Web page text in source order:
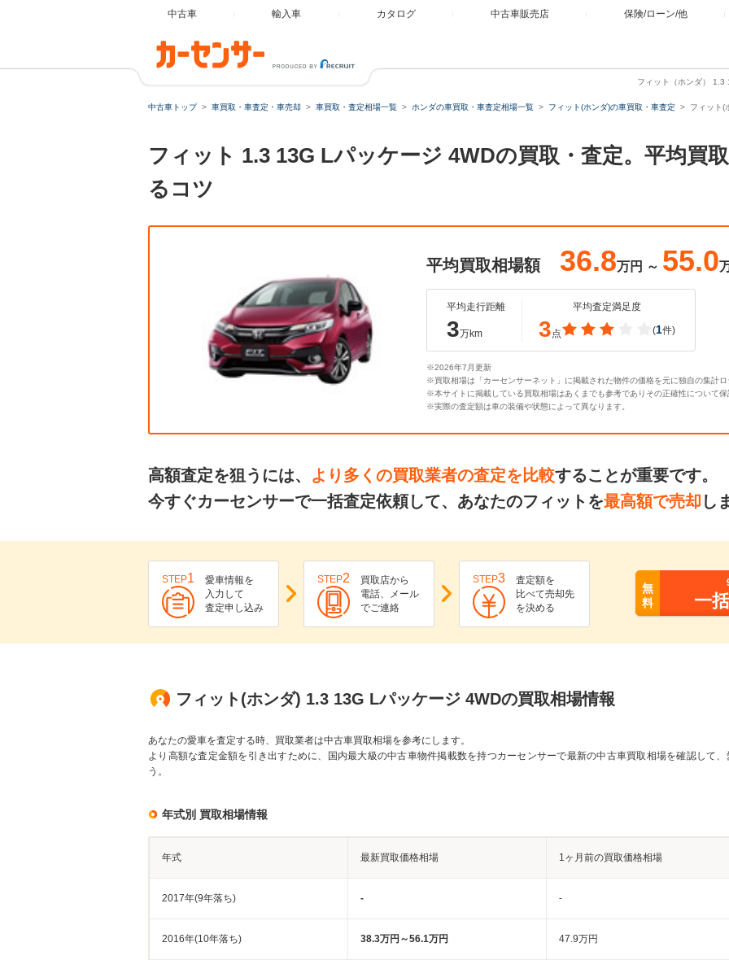
中古車 輸入車 カタログ 中古車販売店 保険/ローン/他
フィット（ホンダ） 1.3
中古車トップ 車買取・車査定・車売却 車買取・査定相場一覧 ホンダの車買取・車査定相場一覧 フィット(ホンダ)の車買取・車査定 フィット(
フィット 1.3 13G Lパッケージ 4WDの買取・査定。平均買
るコツ
平均買取相場額 36.8万円 ～ 55.0
平均走行距離
3万km
平均査定満足度
3点 (1件)
※2026年7月更新
※買取相場は「カーセンサーネット」に掲載された物件の価格を元に独自の集計ロ
※本サイトに掲載している買取相場はあくまでも参考でありその正確性について保
※実際の査定額は車の装備や状態によって異なります。
高額査定を狙うには、 より多くの買取業者の査定を比較することが重要です。
今すぐカーセンサーで一括査定依頼して、あなたのフィットを最高額で売却 し
STEP1
愛車情報を
入力して
査定申し込み
STEP2
買取店から
電話、メール
でご連絡
STEP3
査定額を
比べて売却先
を決める
無
料
一
フィット(ホンダ) 1.3 13G Lパッケージ 4WDの買取相場情報
あなたの愛車を査定する時、買取業者は中古車買取相場を参考にします。
より高額な査定金額を引き出すために、国内最大級の中古車物件掲載数を持つカーセンサーで最新の中古車買取相場を確認して
う。
年式別 買取相場情報
年式 最新買取価格相場 1ヶ月前の買取価格相場
2017年(9年落ち) - -
2016年(10年落ち) 38.3万円～56.1万円 47.9万円